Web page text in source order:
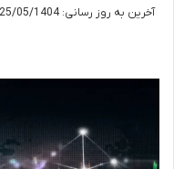
آخرین به روز رسانی: 25/05/1404